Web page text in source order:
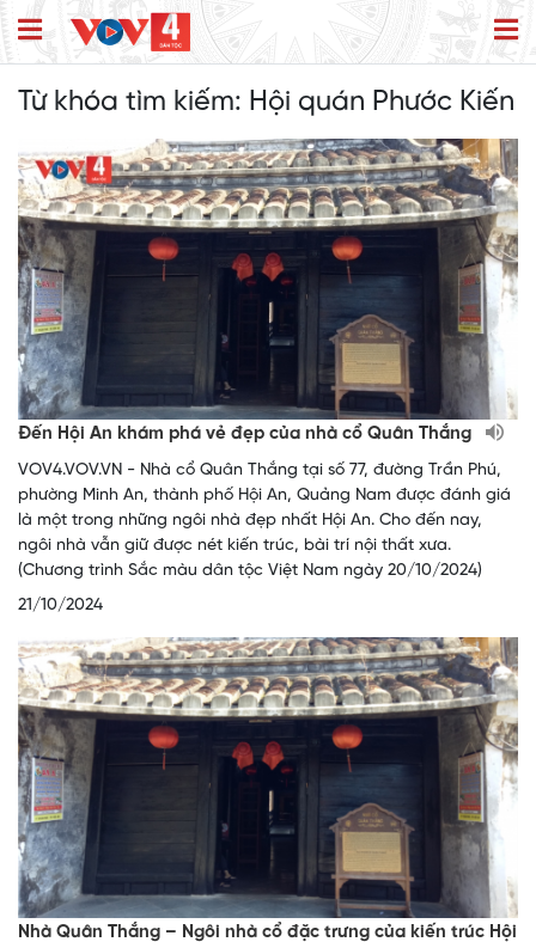
Từ khóa tìm kiếm: Hội quán Phước Kiến
Đến Hội An khám phá vẻ đẹp của nhà cổ Quân Thắng
VOV4.VOV.VN - Nhà cổ Quân Thắng tại số 77, đường Trần Phú,
phường Minh An, thành phố Hội An, Quảng Nam được đánh giá
là một trong những ngôi nhà đẹp nhất Hội An. Cho đến nay,
ngôi nhà vẫn giữ được nét kiến trúc, bài trí nội thất xưa.
(Chương trình Sắc màu dân tộc Việt Nam ngày 20/10/2024)
21/10/2024
Nhà Quân Thắng – Ngôi nhà cổ đặc trưng của kiến trúc Hội